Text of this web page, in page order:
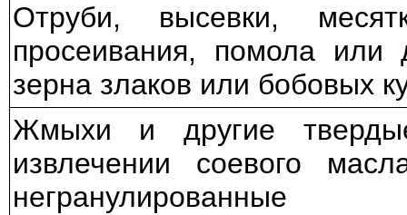
Отруби, высевки,
просеивания, помола или
зерна злаков или бобовых
Жмыхи и другие
извлечении соевого
негранулированные